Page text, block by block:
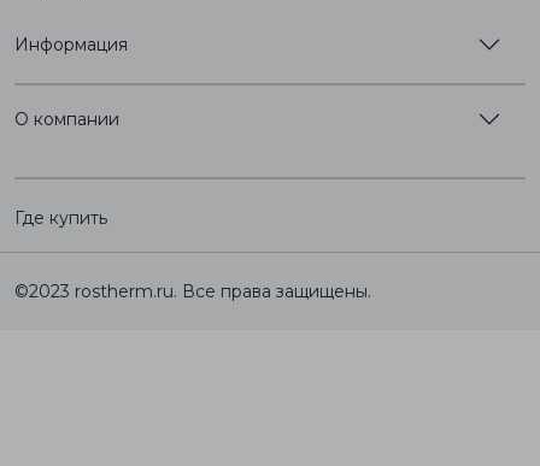
Информация
О компании
Где купить
©2023 rostherm.ru. Все права защищены.